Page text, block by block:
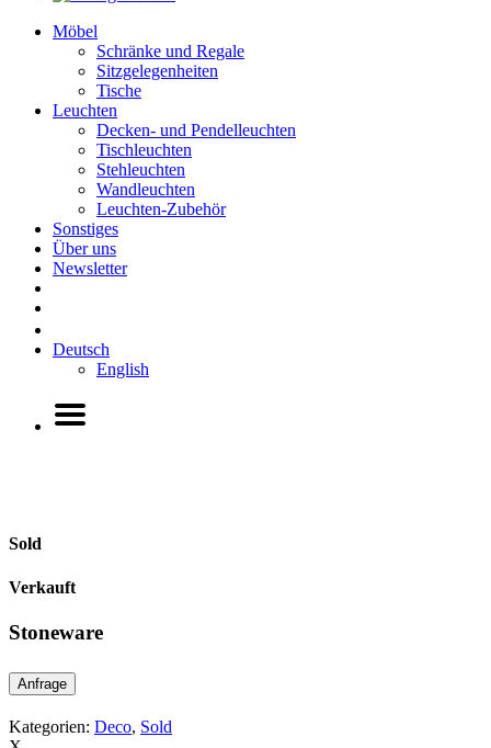
Möbel
Schränke und Regale
Sitzgelegenheiten
Tische
Leuchten
Decken- und Pendelleuchten
Tischleuchten
Stehleuchten
Wandleuchten
Leuchten-Zubehör
Sonstiges
Über uns
Newsletter
Deutsch
English
Sold
Verkauft
Stoneware
Anfrage
Kategorien: Deco, Sold